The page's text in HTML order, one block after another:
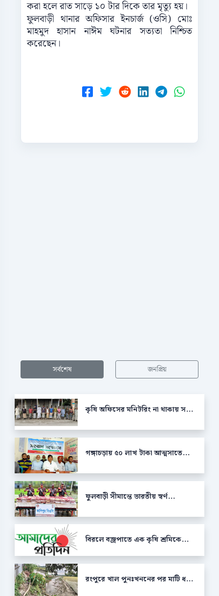
করা হলে রাত সাড়ে ১০ টার দিকে তার মৃত্যু হয়।
ফুলবাড়ী থানার অফিসার ইনচার্জ (ওসি) মোঃ
মাহমুদ হাসান নাঈম ঘটনার সত্যতা নিশ্চিত
করেছেন।
সর্বশেষ জনপ্রিয়
কৃষি অফিসের মনিটরিং না থাকায় স...
গঙ্গাচড়ায় ৫০ লাখ টাকা আত্মসাতে...
ফুলবাড়ী সীমান্তে ভারতীয় স্বর্ণ...
বিরলে বজ্রপাতে এক কৃষি শ্রমিকে...
রংপুরে খাল পুনঃখননের পর মাটি ধ...